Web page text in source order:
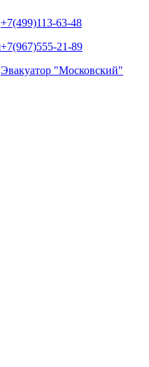
+7(499)113-63-48
+7(967)555-21-89
Эвакуатор "Московский"